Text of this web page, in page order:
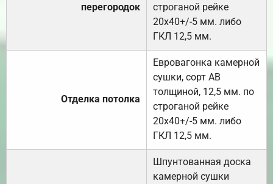
перегородок
строганой рейке
20х40+/-5 мм. либо
ГКЛ 12,5 мм.
Отделка потолка
Евровагонка камерной
сушки, сорт АВ
толщиной, 12,5 мм. по
строганой рейке
20х40+/-5 мм. либо
ГКЛ 12,5 мм.
Шпунтованная доска
камерной сушки